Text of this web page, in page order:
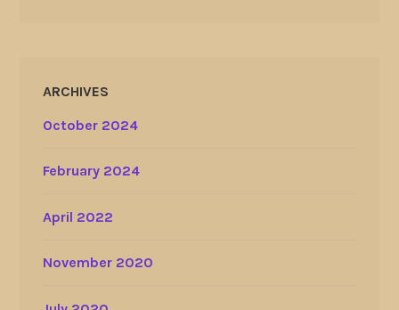
ARCHIVES
October 2024
February 2024
April 2022
November 2020